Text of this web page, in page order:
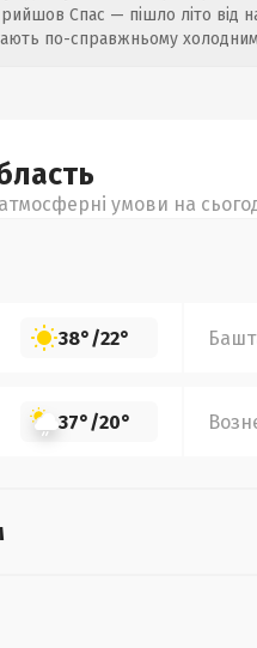
Спас — пішло літо від
по-справжньому
умови на
38°/22°
37°/20°